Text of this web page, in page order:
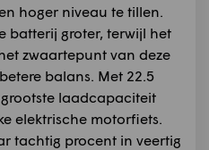
hoger niveau te tillen.
batterij groter, terwijl het
zwaartepunt van deze
balans. Met 22.5
laadcapaciteit
elektrische motorfiets.
tachtig procent in veertig